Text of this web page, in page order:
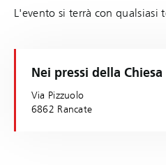
L'evento si terrà con qualsiasi
Nei pressi della
Via Pizzuolo
6862 Rancate